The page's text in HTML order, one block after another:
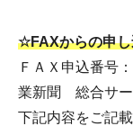
☆FAXからの申し
ＦＡＸ申込番号
業新聞 総合サー
下記内容をご記